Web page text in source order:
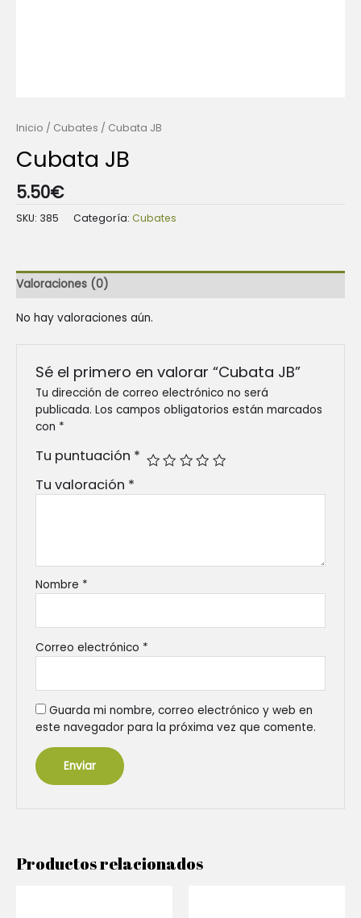
Inicio / Cubates / Cubata JB
Cubata JB
5.50€
SKU: 385 Categoría: Cubates
Valoraciones (0)
No hay valoraciones aún.
Sé el primero en valorar “Cubata JB”
Tu dirección de correo electrónico no será
publicada. Los campos obligatorios están marcados
con *
Tu puntuación *
Tu valoración *
Nombre *
Correo electrónico *
Guarda mi nombre, correo electrónico y web en
este navegador para la próxima vez que comente.
Productos relacionados